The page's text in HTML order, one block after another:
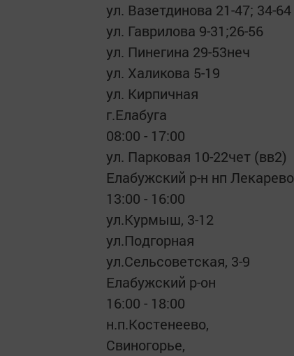
ул. Вазетдинова 21-47; 34-64
ул. Гаврилова 9-31;26-56
ул. Пинегина 29-53неч
ул. Халикова 5-19
ул. Кирпичная
г.Елабуга
08:00 - 17:00
ул. Парковая 10-22чет (вв2)
Елабужский р-н нп Лекарево
13:00 - 16:00
ул.Курмыш, 3-12
ул.Подгорная
ул.Сельсоветская, 3-9
Елабужский р-он
16:00 - 18:00
н.п.Костенеево,
Свиногорье,